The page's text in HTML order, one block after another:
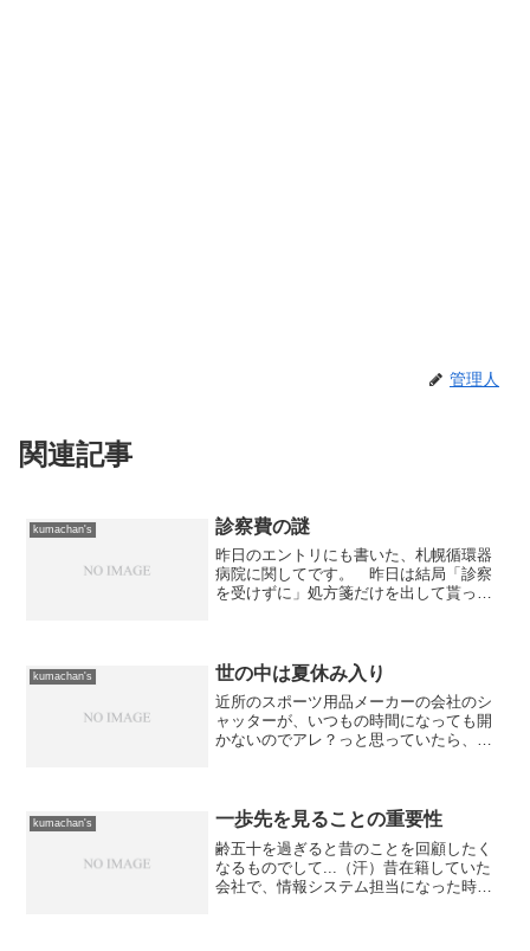
管理人
関連記事
kumachan's 診察費の謎
昨日のエントリにも書いた、札幌循環器
病院に関してです。 昨日は結局「診察
を受けずに」処方箋だけを出して貰った
なかった患者から何故に診察料...
kumachan's 世の中は夏休み入り
近所のスポーツ用品メーカーの会社のシ
ャッターが、いつもの時間になっても開
かないのでアレ？っと思っていたら、世
くのでしょうか？今の自分...
kumachan's 一歩先を見ることの重要性
齢五十を過ぎると昔のことを回顧したく
なるものでして...（汗）昔在籍していた
会社で、情報システム担当になった時の